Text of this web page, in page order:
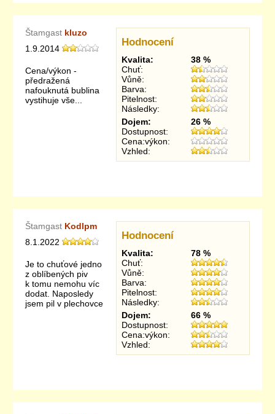
Hodnocení
Kvalita:
38 %
Chuť:
Vůně:
Barva:
Pitelnost:
Následky:
Dojem:
26 %
Dostupnost:
Cena:výkon:
Vzhled:
Štamgast kluzo
1.9.2014
Cena/výkon -
předražená
nafouknutá bublina
vystihuje vše...
Hodnocení
Kvalita:
78 %
Chuť:
Vůně:
Barva:
Pitelnost:
Následky:
Dojem:
66 %
Dostupnost:
Cena:výkon:
Vzhled:
Štamgast Kodlpm
8.1.2022
Je to chuťové jedno
z oblíbených piv
k tomu nemohu víc
dodat. Naposledy
jsem pil v plechovce